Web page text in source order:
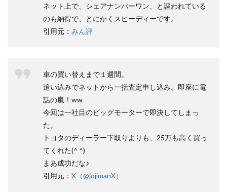
ネット上で、シェアナンバーワン、と謳われている
のも納得で、とにかくスピーディーです。
引用元： みん評
車の買い替えまで１週間。
追い込みでネットから一括査定申し込み。即座に電
話の嵐！ww
今回は一社目のビッグモーターで即決してしまっ
た。
トヨタのディーラー下取りよりも、25万も高く買っ
てくれた(^ ^)
まあ成功だな♪
引用元： X（@jojimanX）